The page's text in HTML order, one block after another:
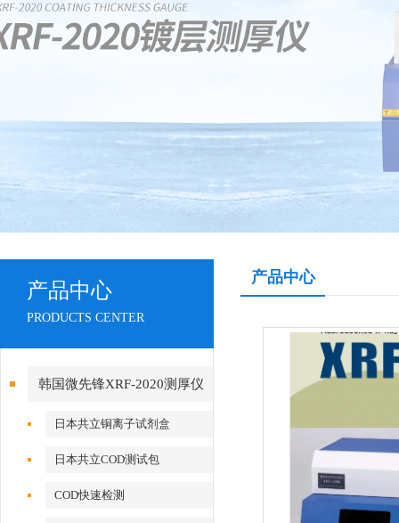
产品中心
PRODUCTS CENTER
韩国微先锋XRF-2020测厚仪
日本共立铜离子试剂盒
日本共立COD测试包
COD快速检测
产品中心